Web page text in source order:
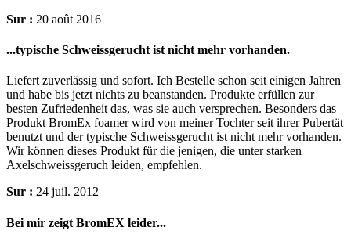
Sur : 20 août 2016
...typische Schweissgerucht ist nicht mehr vorhanden.
Liefert zuverlässig und sofort. Ich Bestelle schon seit einigen Jahren
und habe bis jetzt nichts zu beanstanden. Produkte erfüllen zur
besten Zufriedenheit das, was sie auch versprechen. Besonders das
Produkt BromEx foamer wird von meiner Tochter seit ihrer Pubertät
benutzt und der typische Schweissgerucht ist nicht mehr vorhanden.
Wir können dieses Produkt für die jenigen, die unter starken
Axelschweissgeruch leiden, empfehlen.
Sur : 24 juil. 2012
Bei mir zeigt BromEX leider...